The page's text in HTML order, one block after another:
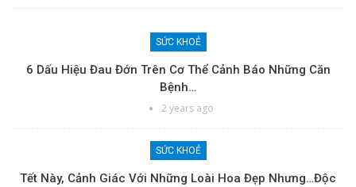
SỨC KHOẺ
6 Dấu Hiệu Đau Đớn Trên Cơ Thể Cảnh Báo Những Căn
Bệnh…
2 years ago
SỨC KHOẺ
Tết Này, Cảnh Giác Với Những Loài Hoa Đẹp Nhưng…độc